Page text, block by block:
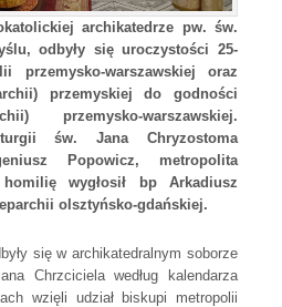
archikatedrze pw. św.
odbyły się uroczystości 25-
przemysko-warszawskiej oraz
przemyskiej do godności
przemysko-warszawskiej.
św. Jana Chryzostoma
Popowicz, metropolita
wygłosił bp Arkadiusz
olsztyńsko-gdańskiej.
się w archikatedralnym soborze
Chrzciciela według kalendarza
wzięli udział biskupi metropolii